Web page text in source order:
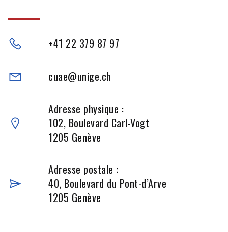
+41 22 379 87 97
cuae@unige.ch
Adresse physique :
102, Boulevard Carl-Vogt
1205 Genève
Adresse postale :
40, Boulevard du Pont-d’Arve
1205 Genève